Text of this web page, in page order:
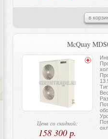
в
McQuay
Цена со скидкой:
158 300 р.